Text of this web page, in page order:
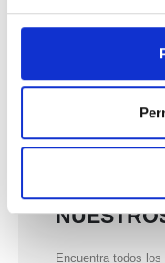
Encuentra todos